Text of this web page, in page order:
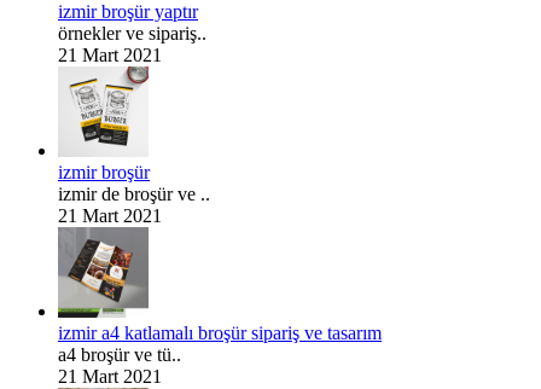
izmir broşür yaptır
örnekler ve sipariş..
21 Mart 2021
izmir broşür
izmir de broşür ve ..
21 Mart 2021
izmir a4 katlamalı broşür sipariş ve tasarım
a4 broşür ve tü..
21 Mart 2021